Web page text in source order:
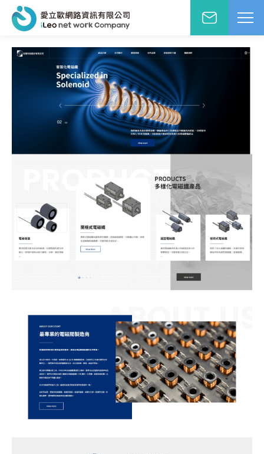
設計報價洽詢
信箱※
類型※
設計報價
架站低成本
式銷售頁
高轉單行銷利器
版型挑選
網站設計
旅宿網站設計
網站設計
化網站設計
網站設計